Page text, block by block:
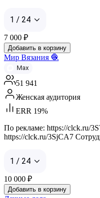
1 / 24
7 000 ₽
Добавить в корзину
Мир Вязания 🧶
Max
51 941
Женская аудитория
ERR 19%
По рекламе: https://clck.ru/
https://clck.ru/3SjCA7
1 / 24
10 000 ₽
Добавить в корзину